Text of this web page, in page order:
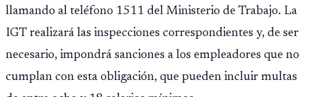
llamando al teléfono 1511 del Ministerio de Trabajo. La
IGT realizará las inspecciones correspondientes y, de ser
necesario, impondrá sanciones a los empleadores que no
cumplan con esta obligación, que pueden incluir multas